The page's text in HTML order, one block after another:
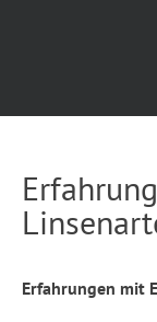
Erfahrungen mit